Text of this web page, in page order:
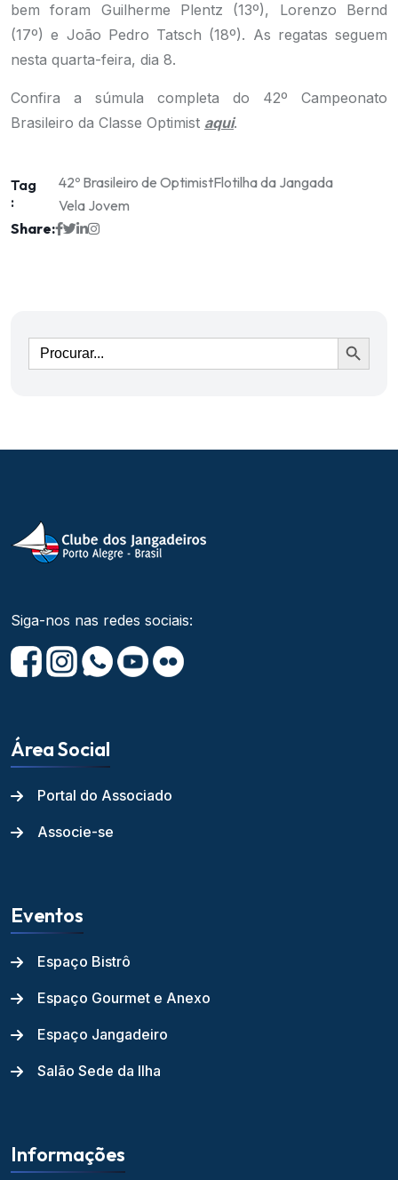
bem foram Guilherme Plentz (13º), Lorenzo Bernd
(17º) e João Pedro Tatsch (18º). As regatas seguem
nesta quarta-feira, dia 8.
Confira a súmula completa do 42º Campeonato
Brasileiro da Classe Optimist aqui.
Tag
:
42º Brasileiro de OptimistFlotilha da Jangada
Vela Jovem
Share:
Ir
Siga-nos nas redes sociais:
Área Social
Portal do Associado
Associe-se
Eventos
Espaço Bistrô
Espaço Gourmet e Anexo
Espaço Jangadeiro
Salão Sede da Ilha
Informações